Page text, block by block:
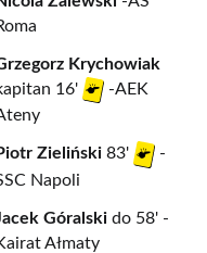
Krychowiak
16'
-AEK
Zieliński 83'
-
Napoli
Góralski do 58' -
Ałmaty